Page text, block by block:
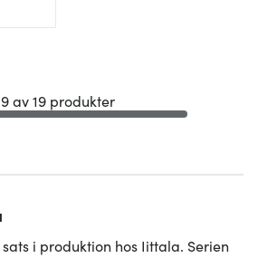
av 19 produkter
i produktion hos Iittala. Serien